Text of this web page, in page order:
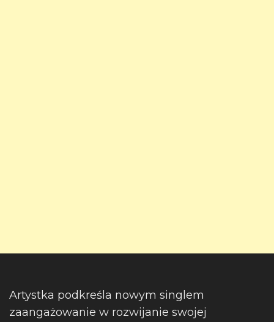
Artystka podkreśla nowym singlem
zaangażowanie w rozwijanie swojej